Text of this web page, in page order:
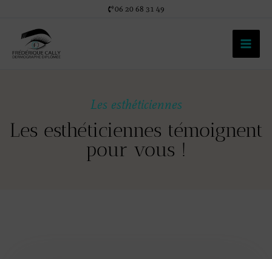
contenu
06 20 68 31 49
Les esthéticiennes
Les esthéticiennes témoignent
pour vous !